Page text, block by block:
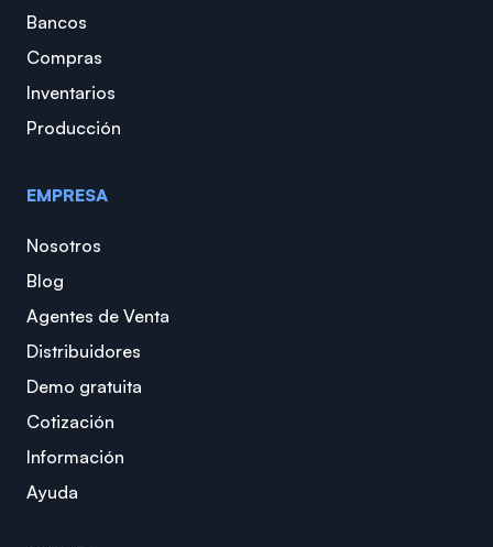
Bancos
Compras
Inventarios
Producción
EMPRESA
Nosotros
Blog
Agentes de Venta
Distribuidores
Demo gratuita
Cotización
Información
Ayuda